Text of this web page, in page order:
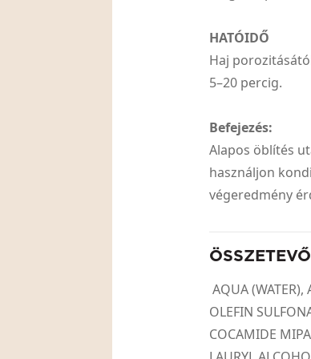
HATÓIDŐ
Haj
5–20 percig.
Befejezés:
Alapos öblítés
használjon
végeredmény
AQUA
OLEFIN
COCAMIDE